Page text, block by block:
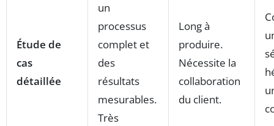
Étude de
cas
détaillée
un
processus
complet et
des
résultats
mesurables.
Très
Long à
produire.
Nécessite la
collaboration
du client.